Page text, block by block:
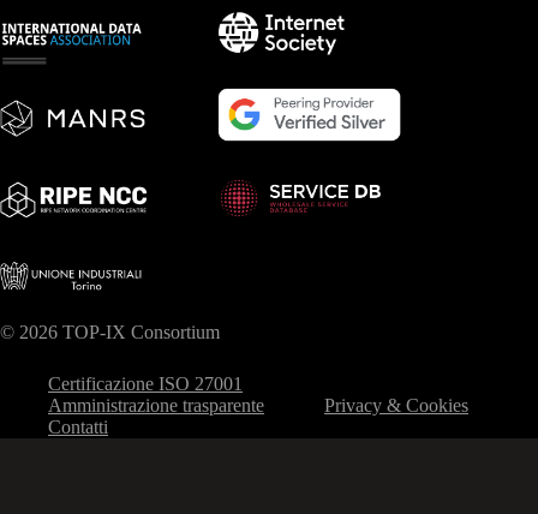
© 2026 TOP-IX Consortium
Certificazione ISO 27001
Amministrazione trasparente
Privacy & Cookies
Contatti